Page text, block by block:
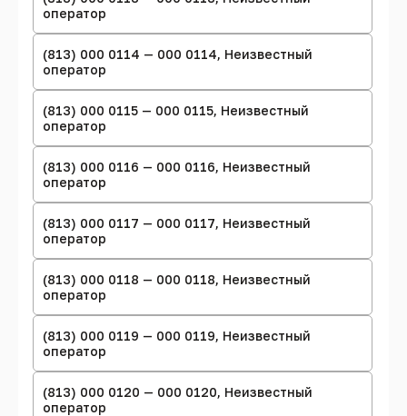
оператор
(813) 000 0114 — 000 0114, Неизвестный
оператор
(813) 000 0115 — 000 0115, Неизвестный
оператор
(813) 000 0116 — 000 0116, Неизвестный
оператор
(813) 000 0117 — 000 0117, Неизвестный
оператор
(813) 000 0118 — 000 0118, Неизвестный
оператор
(813) 000 0119 — 000 0119, Неизвестный
оператор
(813) 000 0120 — 000 0120, Неизвестный
оператор